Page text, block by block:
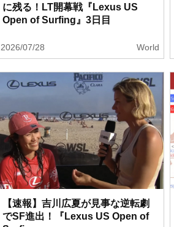
に残る！LT開幕戦『Lexus US
Open of Surfing』3日目
2026/07/28 World
【速報】吉川広夏が見事な逆転劇
でSF進出！『Lexus US Open of